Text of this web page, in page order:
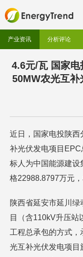
产业资讯 分析评论
4.6元/瓦 国家
50MW农光互补
近日，国家电投陕西
补光伏发电项目
标人为中国能源建设
格22988.8797万元，
陕西省延安市延川
目（含110kV升压站
工程总承包的方式
光互补光伏发电项目